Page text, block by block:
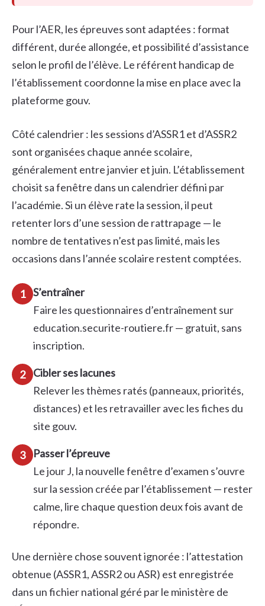
Pour l’AER, les épreuves sont adaptées : format
différent, durée allongée, et possibilité d’assistance
selon le profil de l’élève. Le référent handicap de
l’établissement coordonne la mise en place avec la
plateforme gouv.
Côté calendrier : les sessions d’ASSR1 et d’ASSR2
sont organisées chaque année scolaire,
généralement entre janvier et juin. L’établissement
choisit sa fenêtre dans un calendrier défini par
l’académie. Si un élève rate la session, il peut
retenter lors d’une session de rattrapage — le
nombre de tentatives n’est pas limité, mais les
occasions dans l’année scolaire restent comptées.
1 S’entraîner
Faire les questionnaires d’entraînement sur
education.securite-routiere.fr — gratuit, sans
inscription.
2
Cibler ses lacunes
Relever les thèmes ratés (panneaux, priorités,
distances) et les retravailler avec les fiches du
site gouv.
3
Passer l’épreuve
Le jour J, la nouvelle fenêtre d’examen s’ouvre
sur la session créée par l’établissement — rester
calme, lire chaque question deux fois avant de
répondre.
Une dernière chose souvent ignorée : l’attestation
obtenue (ASSR1, ASSR2 ou ASR) est enregistrée
dans un fichier national géré par le ministère de